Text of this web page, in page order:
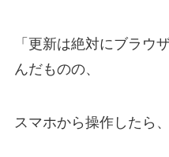
「更新は絶対にブラウ
んだものの、
スマホから操作したら、